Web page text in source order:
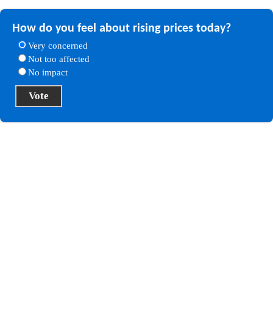
How do you feel about rising prices today?
Very concerned
Not too affected
No impact